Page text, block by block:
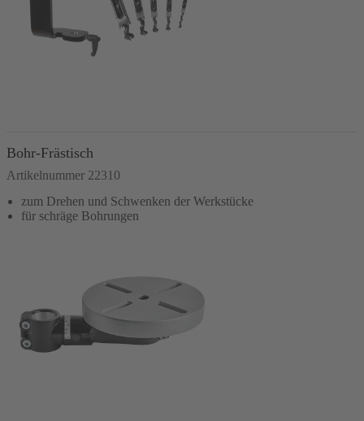
Bohr-Frästisch
Artikelnummer 22310
zum Drehen und Schwenken der Werkstücke
für schräge Bohrungen